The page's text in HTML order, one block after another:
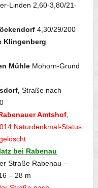
Linden 2,60-3,80/21-
4,30/29/200
Klingenberg
Mühle Mohorn-Grund
Straße nach
Amtshof
Naturdenkmal-Status
bei Rabenau
Straße Rabenau –
– 28 m